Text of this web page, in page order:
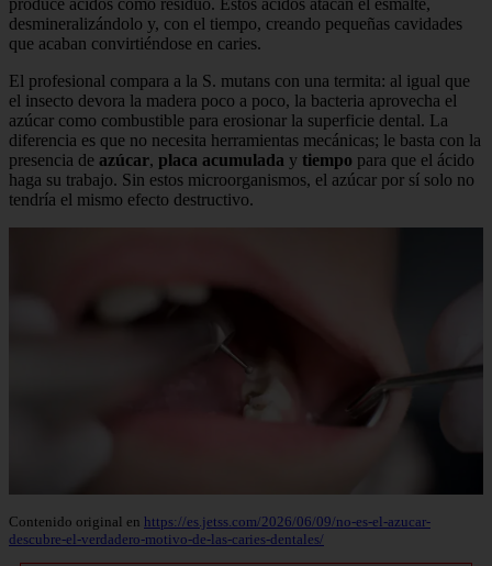
desmineralizándolo y, con el tiempo, creando pequeñas cavidades
que acaban convirtiéndose en caries.
El profesional compara a la S. mutans con una termita: al igual que
el insecto devora la madera poco a poco, la bacteria aprovecha el
azúcar como combustible para erosionar la superficie dental. La
diferencia es que no necesita herramientas mecánicas; le basta con la
presencia de azúcar, placa acumulada y tiempo para que el ácido
haga su trabajo. Sin estos microorganismos, el azúcar por sí solo no
tendría el mismo efecto destructivo.
Contenido original en https://es.jetss.com/2026/06/09/no-es-el-azucar-
descubre-el-verdadero-motivo-de-las-caries-dentales/